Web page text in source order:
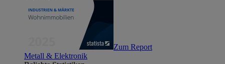
Zum Report
Metall & Elektronik